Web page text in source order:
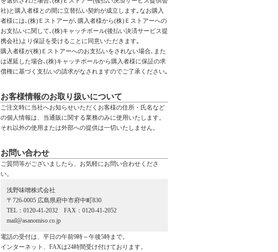
社)と購入者様との間に立替払い契約が成立します｡なお購入
者様には､(株)Ｅストアーが､購入者様から(株)Ｅストアーへの
お支払いに関して､(株)キャッチボール(後払い決済サービス提
携会社)より保証を受けることに同意いただきます｡
購入者様が(株)Ｅストアーへのお支払いをされない場合､また
は遅延した場合､(株)キャッチボールから購入者様に保証の求
償権に基づく支払いの請求がなされますのでご了承ください｡
お客様情報のお取り扱いについて
ご注文時に当社へお知らせいただくお客様の住所・氏名など
の個人情報は、当通販に関する業務のみに使用いたします。
それ以外の使用または外部への提供は一切いたしません。
お問い合わせ
ご質問等がございましたら、お気軽にお問い合わせくださ
い。
浅野味噌株式会社
〒726-0005 広島県府中市府中町830
TEL：0120-41-2032 FAX：0120-41-2052
mail@asanomiso.co.jp
電話の受付は、平日の午前9時～午後5時まで。
インターネット、FAXは24時間受け付けております。